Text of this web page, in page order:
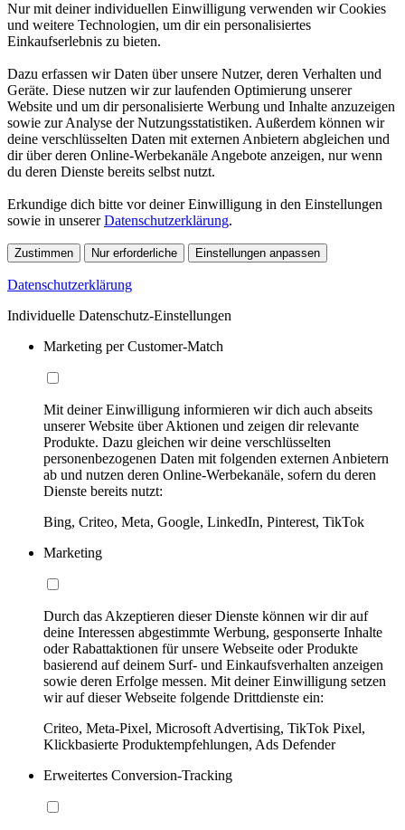
Nur mit deiner individuellen Einwilligung verwenden wir Cookies
und weitere Technologien, um dir ein personalisiertes
Einkaufserlebnis zu bieten.
Dazu erfassen wir Daten über unsere Nutzer, deren Verhalten und
Geräte. Diese nutzen wir zur laufenden Optimierung unserer
Website und um dir personalisierte Werbung und Inhalte anzuzeigen
sowie zur Analyse der Nutzungsstatistiken. Außerdem können wir
deine verschlüsselten Daten mit externen Anbietern abgleichen und
dir über deren Online-Werbekanäle Angebote anzeigen, nur wenn
du deren Dienste bereits selbst nutzt.
Erkundige dich bitte vor deiner Einwilligung in den Einstellungen
sowie in unsererDatenschutzerklärung.
Zustimmen Nur erforderliche Einstellungen anpassen
Datenschutzerklärung
Individuelle Datenschutz-Einstellungen
Marketing per Customer-Match
Mit deiner Einwilligung informieren wir dich auch abseits
unserer Website über Aktionen und zeigen dir relevante
Produkte. Dazu gleichen wir deine verschlüsselten
personenbezogenen Daten mit folgenden externen Anbietern
ab und nutzen deren Online-Werbekanäle, sofern du deren
Dienste bereits nutzt:
Bing, Criteo, Meta, Google, LinkedIn, Pinterest, TikTok
Marketing
Durch das Akzeptieren dieser Dienste können wir dir auf
deine Interessen abgestimmte Werbung, gesponserte Inhalte
oder Rabattaktionen für unsere Webseite oder Produkte
basierend auf deinem Surf- und Einkaufsverhalten anzeigen
sowie deren Erfolge messen. Mit deiner Einwilligung setzen
wir auf dieser Webseite folgende Drittdienste ein:
Criteo, Meta-Pixel, Microsoft Advertising, TikTok Pixel,
Klickbasierte Produktempfehlungen, Ads Defender
Erweitertes Conversion-Tracking